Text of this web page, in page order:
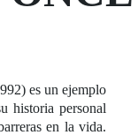
es un ejemplo
historia personal
en la vida.